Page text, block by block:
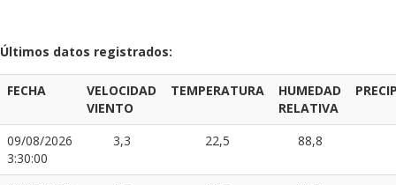
Últimos datos registrados:
FECHA
VELOCIDAD
VIENTO
TEMPERATURA
HUMEDAD
RELATIVA
09/08/2026
3:30:00
3,3 22,5 88,8